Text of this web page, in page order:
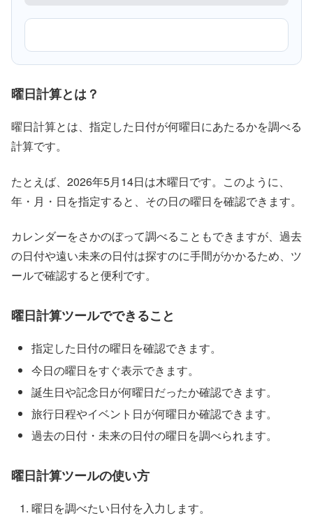
曜日計算とは？
曜日計算とは、指定した日付が何曜日にあたるかを調べる
計算です。
たとえば、2026年5月14日は木曜日です。このように、
年・月・日を指定すると、その日の曜日を確認できます。
カレンダーをさかのぼって調べることもできますが、過去
の日付や遠い未来の日付は探すのに手間がかかるため、ツ
ールで確認すると便利です。
曜日計算ツールでできること
指定した日付の曜日を確認できます。
今日の曜日をすぐ表示できます。
誕生日や記念日が何曜日だったか確認できます。
旅行日程やイベント日が何曜日か確認できます。
過去の日付・未来の日付の曜日を調べられます。
曜日計算ツールの使い方
曜日を調べたい日付を入力します。